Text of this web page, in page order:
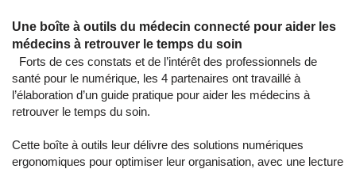
Une boîte à outils du médecin connecté pour aider les
médecins à retrouver le temps du soin
Forts de ces constats et de l’intérêt des professionnels de
santé pour le numérique, les 4 partenaires ont travaillé à
l’élaboration d’un guide pratique pour aider les médecins à
retrouver le temps du soin.
Cette boîte à outils leur délivre des solutions numériques
ergonomiques pour optimiser leur organisation, avec une lecture